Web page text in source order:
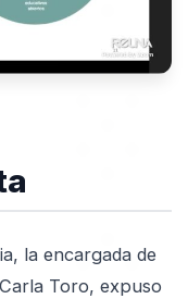
la encargada de
Toro, expuso